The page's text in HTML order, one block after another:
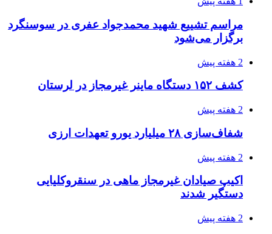
صفحه اول روزنامه‌های کرمانشاه چهارشنبه سی و
یکم تیر ماه
3 هفته پیش
در سیستان و بلوچستان
3 هفته پیش
زلزله ۵.۷ ریشتری بار دیگر حوالی کوزران
کرمانشاه را لرزاند
انفجارهای شدید پایتخت اوکراین را به لرزه درآورد
3 هفته پیش